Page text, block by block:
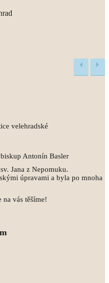
velehradské
Antonín Basler
Jana z Nepomuku.
úpravami a byla po mnoha
na vás těšíme!